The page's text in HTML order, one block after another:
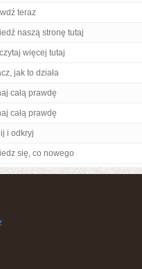
teraz
naszą stronę tutaj
więcej tutaj
jak to działa
całą prawdę
całą prawdę
i odkryj
się, co nowego